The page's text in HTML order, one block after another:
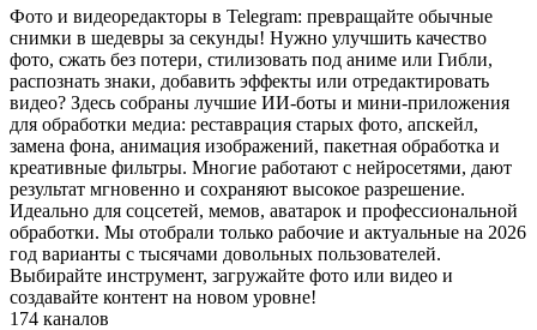
Фото и видеоредакторы в Telegram: превращайте обычные
снимки в шедевры за секунды! Нужно улучшить качество
фото, сжать без потери, стилизовать под аниме или Гибли,
распознать знаки, добавить эффекты или отредактировать
видео? Здесь собраны лучшие ИИ-боты и мини-приложения
для обработки медиа: реставрация старых фото, апскейл,
замена фона, анимация изображений, пакетная обработка и
креативные фильтры. Многие работают с нейросетями, дают
результат мгновенно и сохраняют высокое разрешение.
Идеально для соцсетей, мемов, аватарок и профессиональной
обработки. Мы отобрали только рабочие и актуальные на 2026
год варианты с тысячами довольных пользователей.
Выбирайте инструмент, загружайте фото или видео и
создавайте контент на новом уровне!
174 каналов